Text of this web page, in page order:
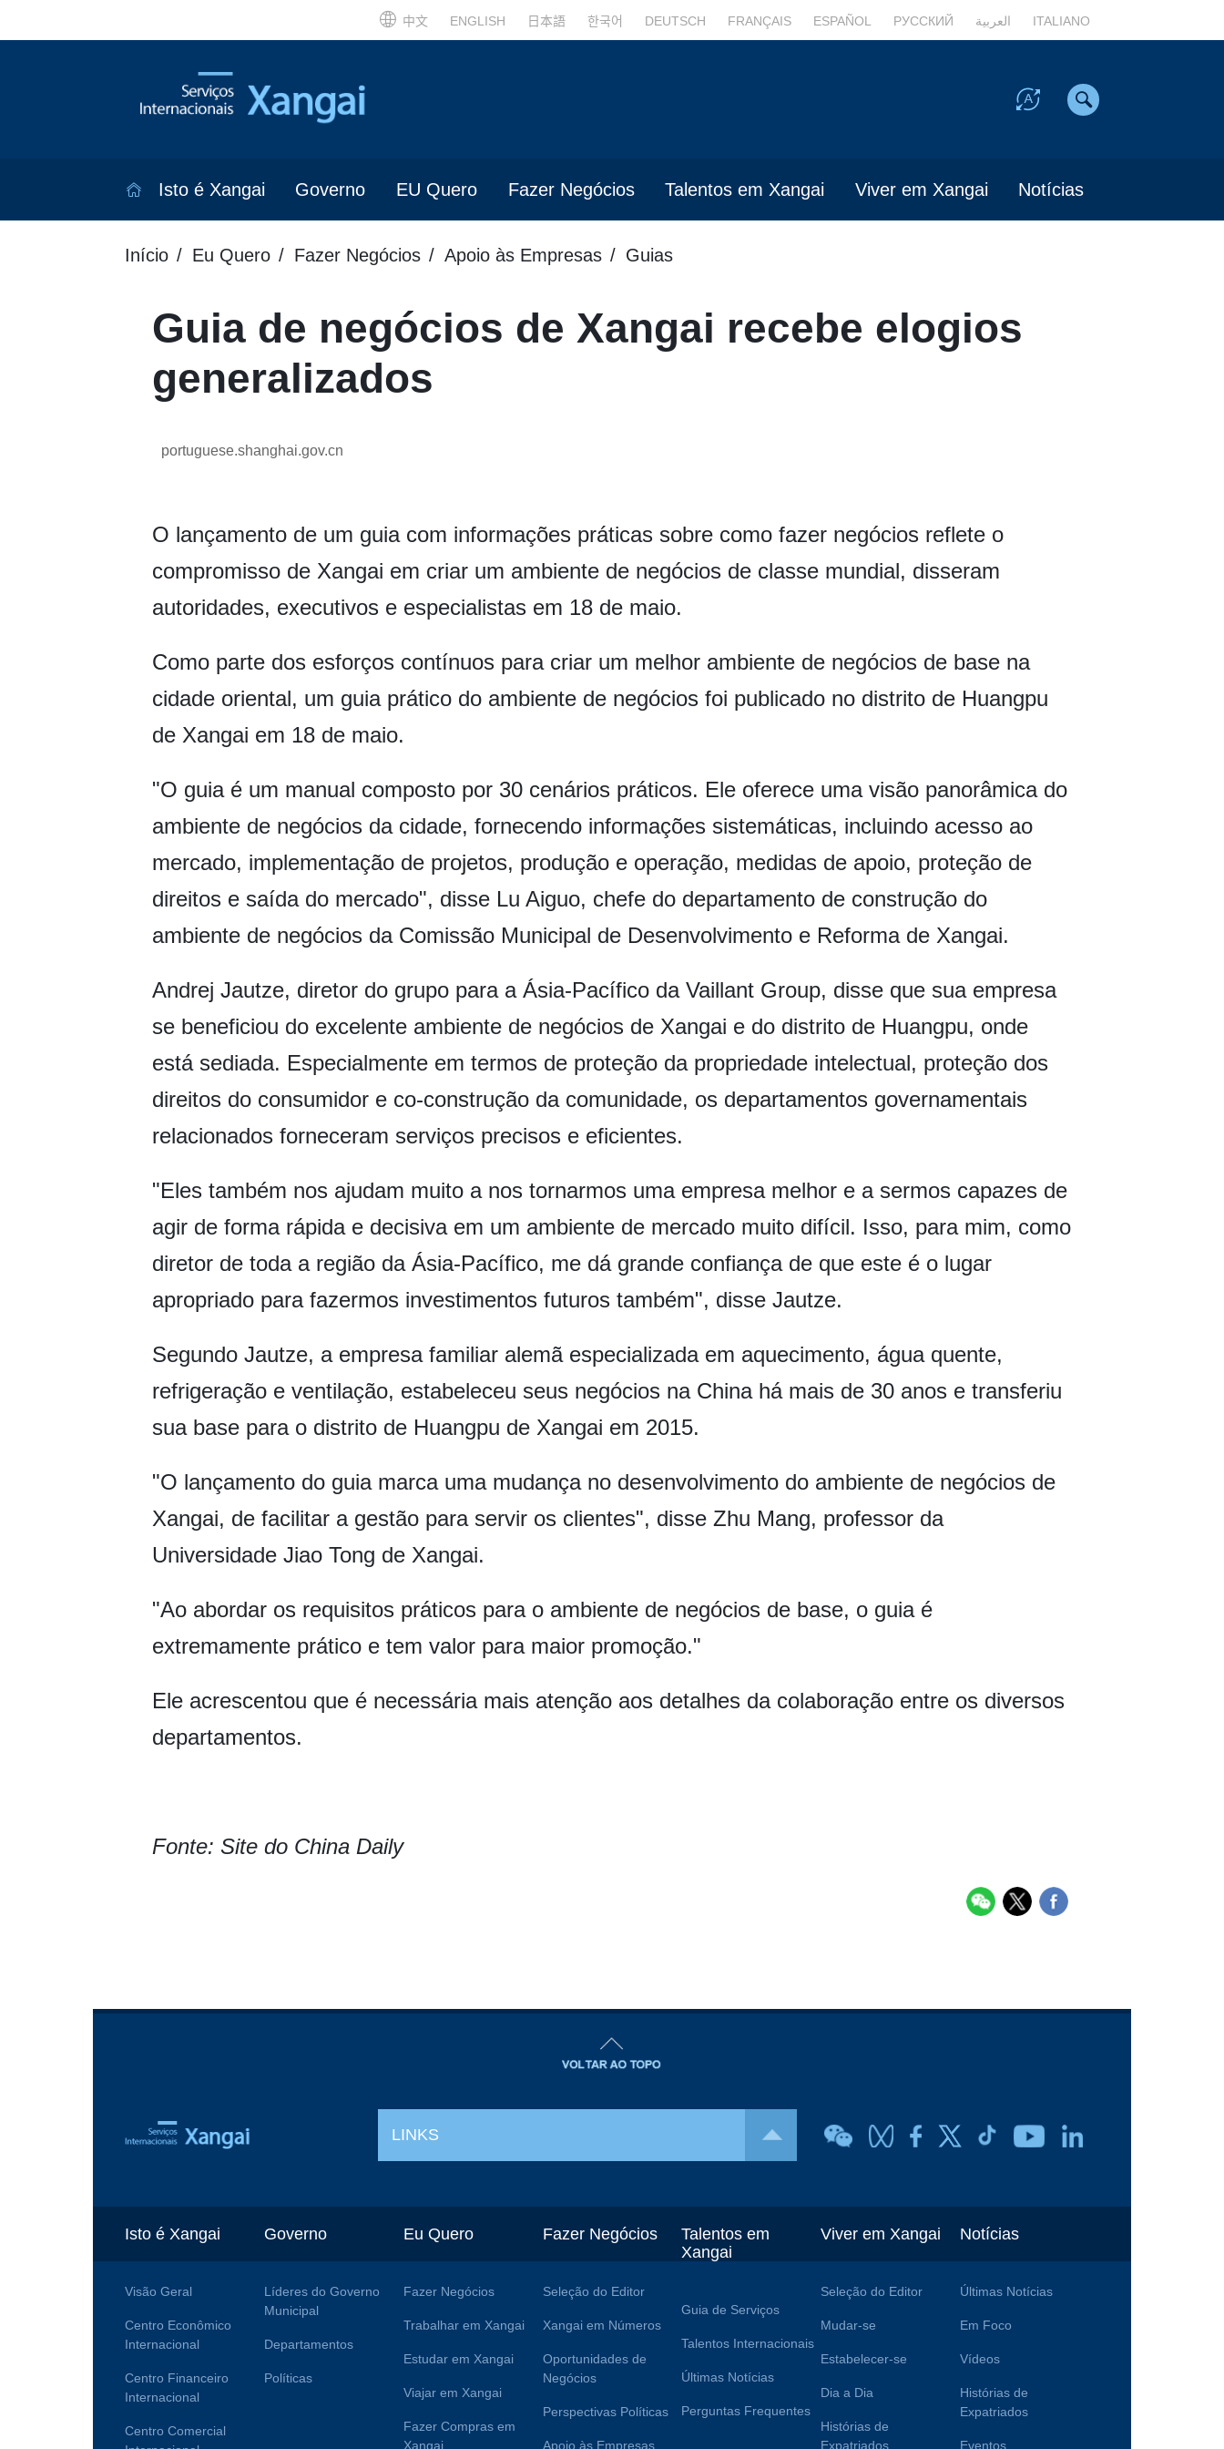
中文 ENGLISH 日本語 한국어 DEUTSCH FRANÇAIS ESPAÑOL РУССКИЙ العربية ITALIANO
Isto é Xangai Governo EU Quero Fazer Negócios Talentos em Xangai Viver em Xangai Notícias
Início Eu Quero Fazer Negócios Apoio às Empresas Guias
Guia de negócios de Xangai recebe elogios
generalizados
portuguese.shanghai.gov.cn
O lançamento de um guia com informações práticas sobre como fazer negócios reflete o
compromisso de Xangai em criar um ambiente de negócios de classe mundial, disseram
autoridades, executivos e especialistas em 18 de maio.
Como parte dos esforços contínuos para criar um melhor ambiente de negócios de base na
cidade oriental, um guia prático do ambiente de negócios foi publicado no distrito de Huangpu
de Xangai em 18 de maio.
"O guia é um manual composto por 30 cenários práticos. Ele oferece uma visão panorâmica do
ambiente de negócios da cidade, fornecendo informações sistemáticas, incluindo acesso ao
mercado, implementação de projetos, produção e operação, medidas de apoio, proteção de
direitos e saída do mercado", disse Lu Aiguo, chefe do departamento de construção do
ambiente de negócios da Comissão Municipal de Desenvolvimento e Reforma de Xangai.
Andrej Jautze, diretor do grupo para a Ásia-Pacífico da Vaillant Group, disse que sua empresa
se beneficiou do excelente ambiente de negócios de Xangai e do distrito de Huangpu, onde
está sediada. Especialmente em termos de proteção da propriedade intelectual, proteção dos
direitos do consumidor e co-construção da comunidade, os departamentos governamentais
relacionados forneceram serviços precisos e eficientes.
"Eles também nos ajudam muito a nos tornarmos uma empresa melhor e a sermos capazes de
agir de forma rápida e decisiva em um ambiente de mercado muito difícil. Isso, para mim, como
diretor de toda a região da Ásia-Pacífico, me dá grande confiança de que este é o lugar
apropriado para fazermos investimentos futuros também", disse Jautze.
Segundo Jautze, a empresa familiar alemã especializada em aquecimento, água quente,
refrigeração e ventilação, estabeleceu seus negócios na China há mais de 30 anos e transferiu
sua base para o distrito de Huangpu de Xangai em 2015.
"O lançamento do guia marca uma mudança no desenvolvimento do ambiente de negócios de
Xangai, de facilitar a gestão para servir os clientes", disse Zhu Mang, professor da
Universidade Jiao Tong de Xangai.
"Ao abordar os requisitos práticos para o ambiente de negócios de base, o guia é
extremamente prático e tem valor para maior promoção."
Ele acrescentou que é necessária mais atenção aos detalhes da colaboração entre os diversos
departamentos.
Fonte: Site do China Daily
LINKS
Isto é Xangai
Visão Geral
Centro Econômico
Internacional
Centro Financeiro
Internacional
Centro Comercial
Governo
Líderes do Governo
Municipal
Departamentos
Políticas
Eu Quero
Fazer Negócios
Trabalhar em Xangai
Estudar em Xangai
Viajar em Xangai
Fazer Compras em
Xangai
Fazer Negócios
Seleção do Editor
Xangai em Números
Oportunidades de
Negócios
Perspectivas Políticas
Apoio às Empresas
Talentos em
Xangai
Guia de Serviços
Talentos Internacionais
Últimas Notícias
Perguntas Frequentes
Viver em Xangai
Seleção do Editor
Mudar-se
Estabelecer-se
Dia a Dia
Histórias de
Expatriados
Notícias
Últimas Notícias
Em Foco
Vídeos
Histórias de
Expatriados
Eventos